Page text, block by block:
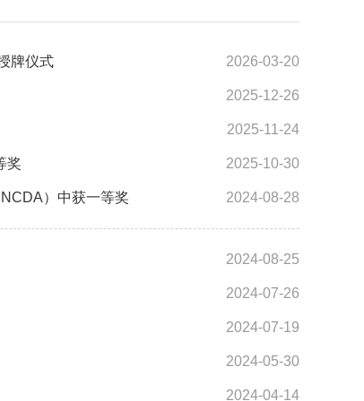
2026-03-20
牌仪式
2025-12-26
2025-11-24
2025-10-30
奖
2024-08-28
）中获一等奖
2024-08-25
2024-07-26
2024-07-19
2024-05-30
2024-04-14